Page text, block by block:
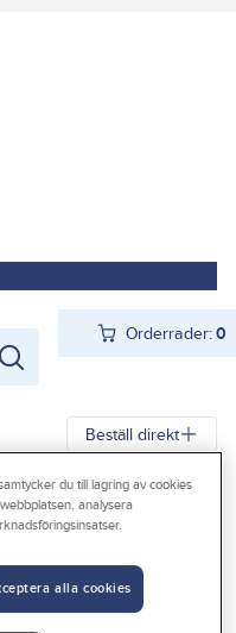
Orderrader:0
Beställ direkt
Kläder
Korttidsplagg
ALPHATEC
Korttidsoverall
du till lagring av cookies
analysera
alla cookies